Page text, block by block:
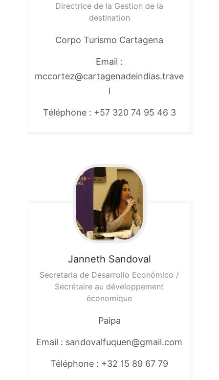
Directrice de la Gestion de la
destination
Corpo Turismo Cartagena
Email :
mccortez@cartagenadeindias.trave
l
Téléphone : +57 320 74 95 46 3
Janneth Sandoval
Secretaria de Desarrollo Económico /
Secrétaire au développement
économique
Paipa
Email : sandovalfuquen@gmail.com
Téléphone : +32 15 89 67 79